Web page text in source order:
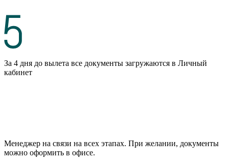
За 4 дня до вылета все документы загружаются в Личный
кабинет
Менеджер на связи на всех этапах. При желании, документы
можно оформить в офисе.